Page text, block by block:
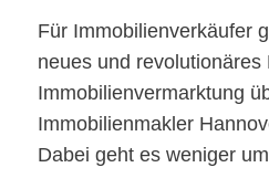
Für Immobilienverkäufer
neues und revolutionäres
Immobilienvermarktung
Immobilienmakler
Dabei geht es weniger